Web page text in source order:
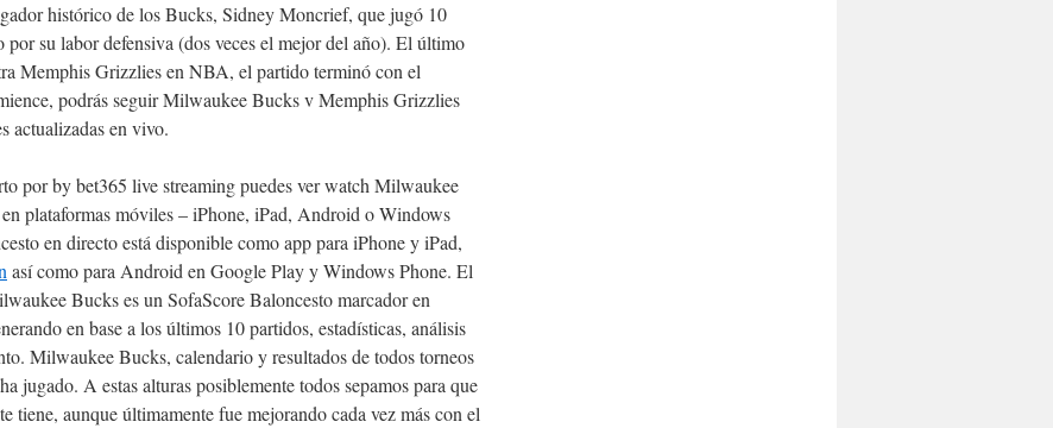
histórico de los Bucks, Sidney Moncrief, que jugó 10
su labor defensiva (dos veces el mejor del año). El último
Memphis Grizzlies en NBA, el partido terminó con el
podrás seguir Milwaukee Bucks v Memphis Grizzlies
actualizadas en vivo.
por by bet365 live streaming puedes ver watch Milwaukee
plataformas móviles – iPhone, iPad, Android o Windows
en directo está disponible como app para iPhone y iPad,
así como para Android en Google Play y Windows Phone. El
Bucks es un SofaScore Baloncesto marcador en
en base a los últimos 10 partidos, estadísticas, análisis
Milwaukee Bucks, calendario y resultados de todos torneos
jugado. A estas alturas posiblemente todos sepamos para que
tiene, aunque últimamente fue mejorando cada vez más con el